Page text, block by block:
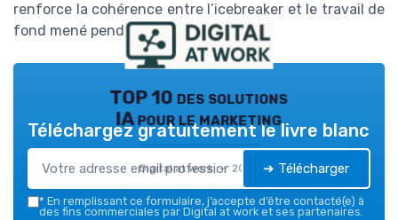
renforce la cohérence entre l’icebreaker et le travail de
fond mené pendant la séance.
TOP 10 des solutions
IA pour le marketing
Digital at work — 2026
Téléchargez gratuitement le livre blanc
➔ Télécharger
* En remplissant ce formulaire, j’accepte d’être contacté(e) à
des fins commerciales par Digital at work et ses partenaires.